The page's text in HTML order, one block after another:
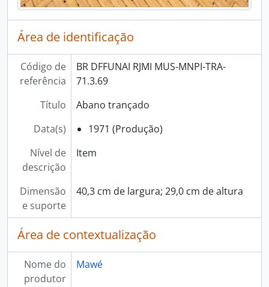
Área de identificação
Código de
referência
BR DFFUNAI RJMI MUS-MNPI-TRA-
71.3.69
Título
Abano trançado
Data(s)
1971 (Produção)
Nível de
descrição
Item
Dimensão
e suporte
40,3 cm de largura; 29,0 cm de altura
Área de contextualização
Nome do
produtor
Mawé